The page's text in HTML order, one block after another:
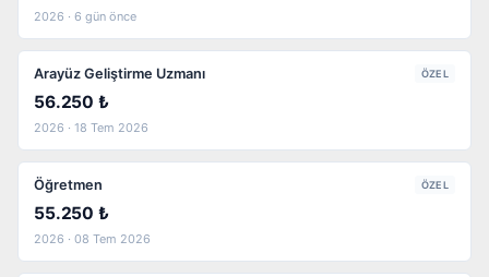
2026 · 6 gün önce
Arayüz Geliştirme Uzmanı ÖZEL
56.250 ₺
2026 · 18 Tem 2026
Öğretmen ÖZEL
55.250 ₺
2026 · 08 Tem 2026